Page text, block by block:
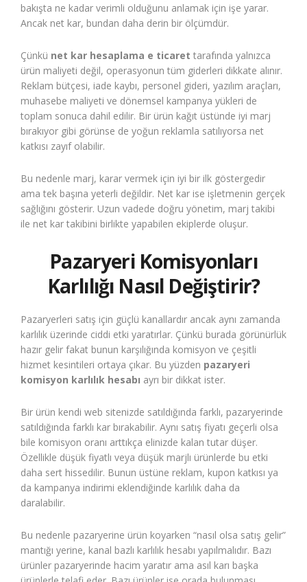
bakışta ne kadar verimli olduğunu anlamak için işe yarar.
Ancak net kar, bundan daha derin bir ölçümdür.
Çünkü net kar hesaplama e ticaret tarafında yalnızca
ürün maliyeti değil, operasyonun tüm giderleri dikkate alınır.
Reklam bütçesi, iade kaybı, personel gideri, yazılım araçları,
muhasebe maliyeti ve dönemsel kampanya yükleri de
toplam sonuca dahil edilir. Bir ürün kağıt üstünde iyi marj
bırakıyor gibi görünse de yoğun reklamla satılıyorsa net
katkısı zayıf olabilir.
Bu nedenle marj, karar vermek için iyi bir ilk göstergedir
ama tek başına yeterli değildir. Net kar ise işletmenin gerçek
sağlığını gösterir. Uzun vadede doğru yönetim, marj takibi
ile net kar takibini birlikte yapabilen ekiplerde oluşur.
Pazaryeri Komisyonları
Karlılığı Nasıl Değiştirir?
Pazaryerleri satış için güçlü kanallardır ancak aynı zamanda
karlılık üzerinde ciddi etki yaratırlar. Çünkü burada görünürlük
hazır gelir fakat bunun karşılığında komisyon ve çeşitli
hizmet kesintileri ortaya çıkar. Bu yüzden pazaryeri
komisyon karlılık hesabı ayrı bir dikkat ister.
Bir ürün kendi web sitenizde satıldığında farklı, pazaryerinde
satıldığında farklı kar bırakabilir. Aynı satış fiyatı geçerli olsa
bile komisyon oranı arttıkça elinizde kalan tutar düşer.
Özellikle düşük fiyatlı veya düşük marjlı ürünlerde bu etki
daha sert hissedilir. Bunun üstüne reklam, kupon katkısı ya
da kampanya indirimi eklendiğinde karlılık daha da
daralabilir.
Bu nedenle pazaryerine ürün koyarken “nasıl olsa satış gelir”
mantığı yerine, kanal bazlı karlılık hesabı yapılmalıdır. Bazı
ürünler pazaryerinde hacim yaratır ama asıl karı başka